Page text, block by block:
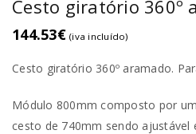
Cesto giratório 360º
144.53€ (iva incluído)
Cesto giratório 360º aramado.
Módulo 800mm composto por
cesto de 740mm sendo ajustável